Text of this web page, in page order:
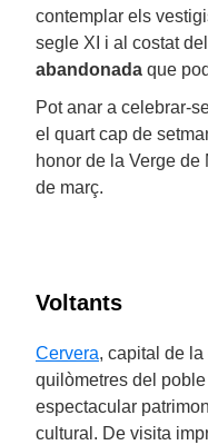
contemplar els
segle XI i al costat
abandonada que
Pot anar a celebrar-
el quart cap de
honor de la Verge
de març.
Voltants
Cervera, capital de
quilòmetres del
espectacular
cultural. De visita